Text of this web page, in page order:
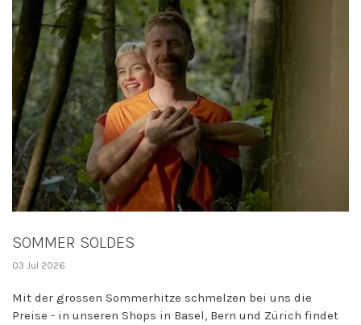
SOMMER SOLDES
03 Jul 2026
Mit der grossen Sommerhitze schmelzen bei uns die
Preise - in unseren Shops in Basel, Bern und Zürich findet